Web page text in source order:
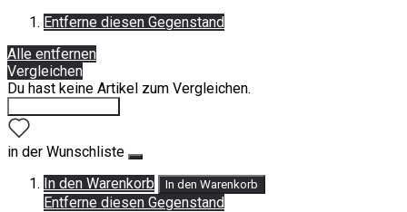
Entferne diesen Gegenstand
Alle entfernen
Vergleichen
Du hast keine Artikel zum Vergleichen.
in der Wunschliste
In den Warenkorb
In den Warenkorb
Entferne diesen Gegenstand